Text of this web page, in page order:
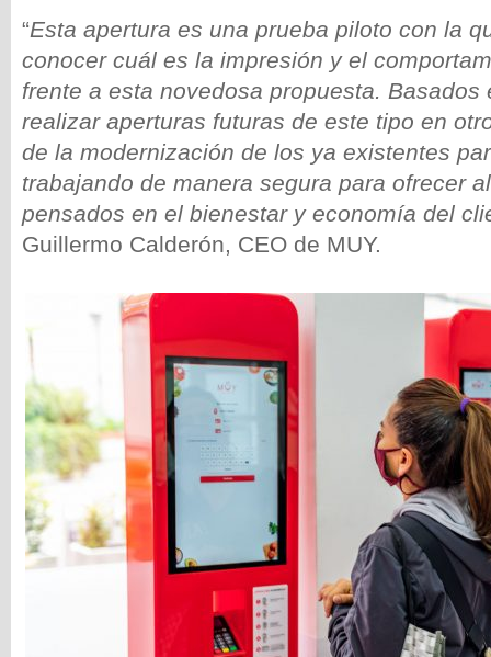
“Esta apertura es una prueba piloto con la
conocer cuál es la impresión y el
frente a esta novedosa propuesta. Basados
realizar aperturas futuras de este tipo en
de la modernización de los ya existentes
trabajando de manera segura para ofrecer
pensados en el bienestar y economía del
Guillermo Calderón, CEO de MUY.